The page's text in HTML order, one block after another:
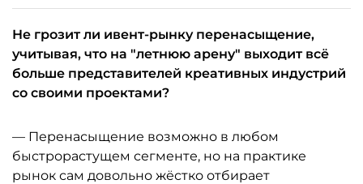
Не грозит ли ивент-рынку перенасыщение,
учитывая, что на "летнюю арену" выходит всё
больше представителей креативных индустрий
со своими проектами?
— Перенасыщение возможно в любом
быстрорастущем сегменте, но на практике
рынок сам довольно жёстко отбирает